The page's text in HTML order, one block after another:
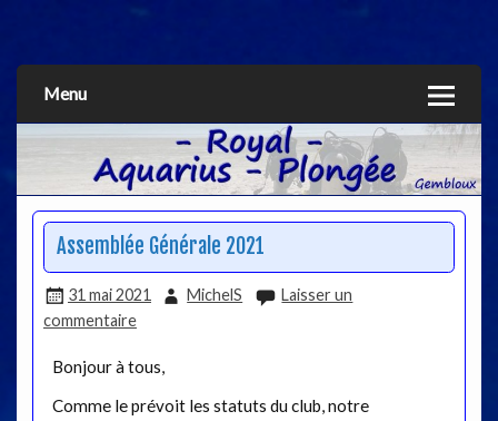
Menu
Assemblée Générale 2021
31 mai 2021 MichelS
Laisser un
commentaire
Bonjour à tous,
Comme le prévoit les statuts du club, notre